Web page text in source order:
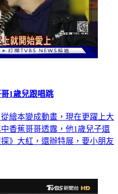
1歲兒跟唱跳
繪本變成動畫，現在更躍上大
香蕉哥哥透露，他1歲兒子還
》大紅，還辦特展，要小朋友